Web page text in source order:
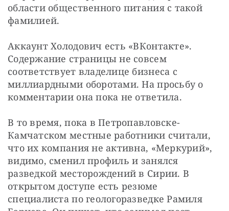
области общественного питания с такой
фамилией.
Аккаунт Холодович есть «ВКонтакте».
Содержание страницы не совсем
соответствует владелице бизнеса с
миллиардными оборотами. На просьбу о
комментарии она пока не ответила.
В то время, пока в Петропавловске-
Камчатском местные работники считали,
что их компания не активна, «Меркурий»,
видимо, сменил профиль и занялся
разведкой месторождений в Сирии. В
открытом доступе есть резюме
специалиста по геологоразведке Рамиля